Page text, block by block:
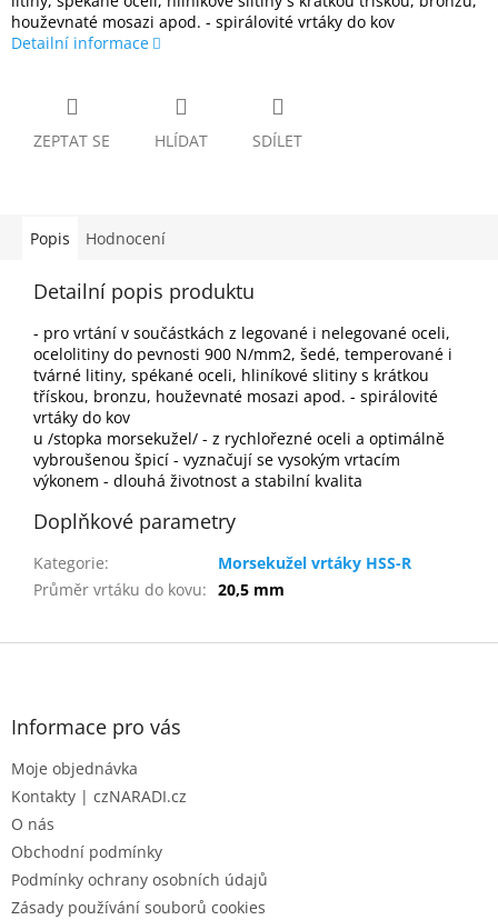
houževnaté mosazi apod. - spirálovité vrtáky do kov
Detailní informace
ZEPTAT SE HLÍDAT SDÍLET
Popis Hodnocení
Detailní popis produktu
- pro vrtání v součástkách z legované i nelegované oceli,
ocelolitiny do pevnosti 900 N/mm2, šedé, temperované i
tvárné litiny, spékané oceli, hliníkové slitiny s krátkou
třískou, bronzu, houževnaté mosazi apod. - spirálovité
vrtáky do kov
u /stopka morsekužel/ - z rychlořezné oceli a optimálně
vybroušenou špicí - vyznačují se vysokým vrtacím
výkonem - dlouhá životnost a stabilní kvalita
Doplňkové parametry
Kategorie:
Morsekužel vrtáky HSS-R
Průměr vrtáku do kovu: 20,5 mm
Z
Informace pro vás
Moje objednávka
Kontakty | czNARADI.cz
O nás
Obchodní podmínky
Podmínky ochrany osobních údajů
Zásady používání souborů cookies